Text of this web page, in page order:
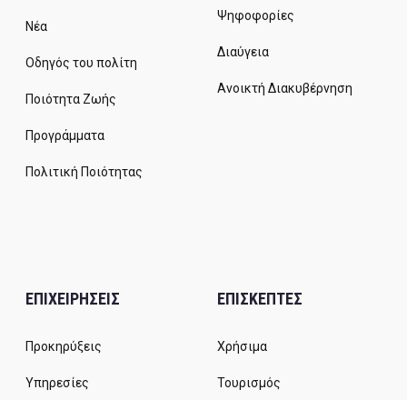
Νέα
Οδηγός του πολίτη
Ποιότητα Ζωής
Προγράμματα
Πολιτική Ποιότητας
Ψηφοφορίες
Διαύγεια
Ανοικτή Διακυβέρνηση
ΕΠΙΧΕΙΡΗΣΕΙΣ
Προκηρύξεις
Υπηρεσίες
ΕΠΙΣΚΕΠΤΕΣ
Χρήσιμα
Τουρισμός